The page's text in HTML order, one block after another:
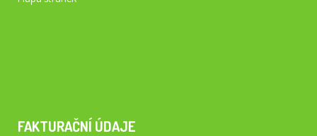
FAKTURAČNÍ ÚDAJE